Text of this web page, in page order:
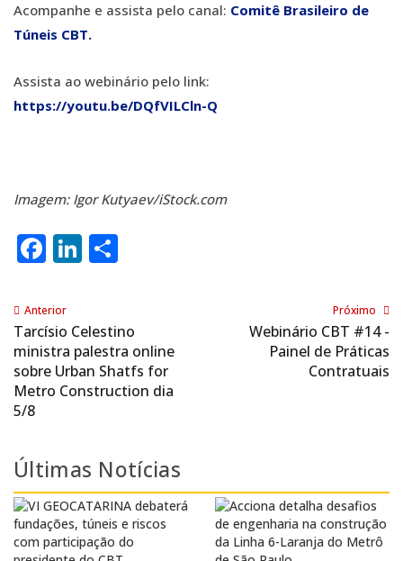
Acompanhe e assista pelo canal: Comitê Brasileiro de
Túneis CBT.
Assista ao webinário pelo link:
https://youtu.be/DQfVILCln-Q
Imagem: Igor Kutyaev/iStock.com
Facebook
LinkedIn
Anterior
Tarcísio Celestino
ministra palestra online
sobre Urban Shatfs for
Metro Construction dia
5/8
Próximo
Webinário CBT #14 -
Painel de Práticas
Contratuais
Últimas Notícias